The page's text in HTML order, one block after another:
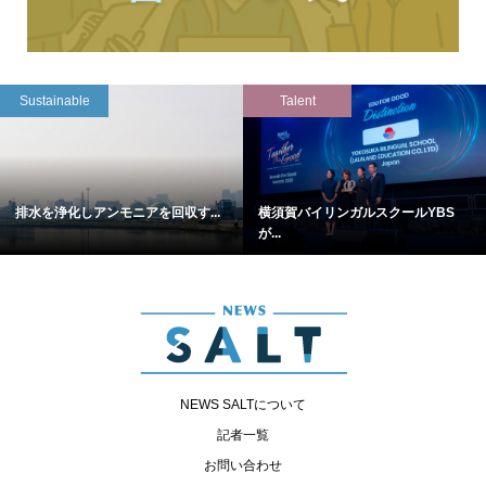
Sustainable
排水を浄化しアンモニアを回収す...
Talent
横須賀バイリンガルスクールYBS
が...
NEWS SALTについて
記者一覧
お問い合わせ